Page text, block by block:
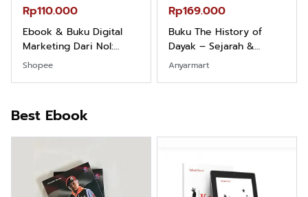
Rp110.000
Ebook & Buku Digital
Marketing Dari Nol:
Fondasi & Mindset untuk
Pemula
Shopee
Rp169.000
Buku The History of
Dayak – Sejarah &
Identitas Borneo Asli
Anyarmart
Best Ebook